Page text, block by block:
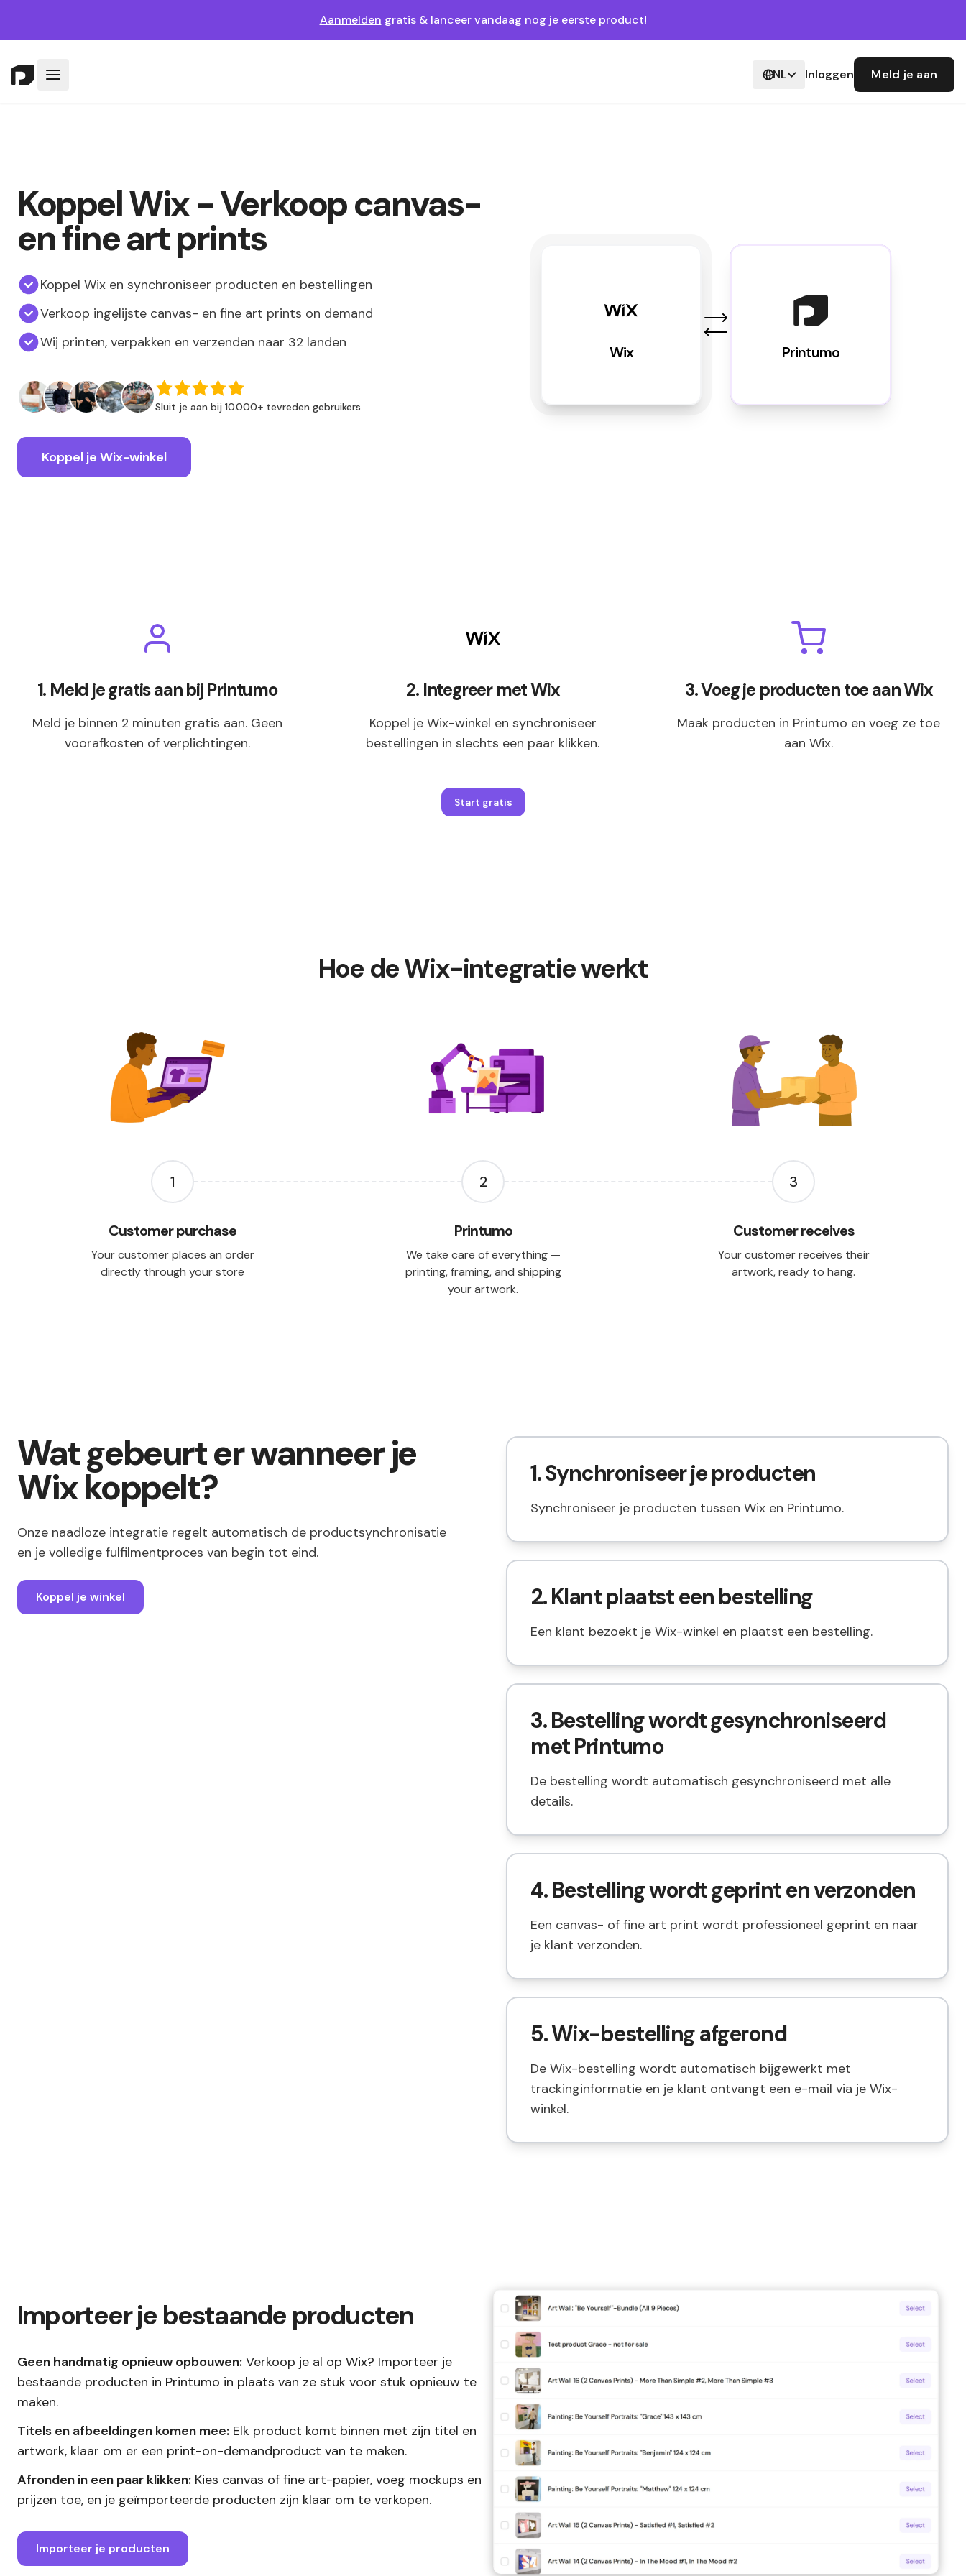
Aanmelden gratis & lanceer vandaag nog je eerste product!
NL Inloggen Meld je aan
Koppel Wix - Verkoop canvas-
en fine art prints
Koppel Wix en synchroniseer producten en bestellingen
Verkoop ingelijste canvas- en fine art prints on demand
Wij printen, verpakken en verzenden naar 32 landen
Sluit je aan bij 10.000+ tevreden gebruikers
Koppel je Wix-winkel
Wix Printumo
1. Meld je gratis aan bij Printumo
Meld je binnen 2 minuten gratis aan. Geen
voorafkosten of verplichtingen.
2. Integreer met Wix
Koppel je Wix-winkel en synchroniseer
bestellingen in slechts een paar klikken.
3. Voeg je producten toe aan Wix
Maak producten in Printumo en voeg ze toe
aan Wix.
Start gratis
Hoe de Wix-integratie werkt
1
Customer purchase
Your customer places an order
directly through your store
2
Printumo
We take care of everything —
printing, framing, and shipping
your artwork.
3
Customer receives
Your customer receives their
artwork, ready to hang.
Wat gebeurt er wanneer je
Wix koppelt?
Onze naadloze integratie regelt automatisch de productsynchronisatie
en je volledige fulfilmentproces van begin tot eind.
Koppel je winkel
1. Synchroniseer je producten
Synchroniseer je producten tussen Wix en Printumo.
2. Klant plaatst een bestelling
Een klant bezoekt je Wix-winkel en plaatst een bestelling.
3. Bestelling wordt gesynchroniseerd
met Printumo
De bestelling wordt automatisch gesynchroniseerd met alle
details.
4. Bestelling wordt geprint en verzonden
Een canvas- of fine art print wordt professioneel geprint en naar
je klant verzonden.
5. Wix-bestelling afgerond
De Wix-bestelling wordt automatisch bijgewerkt met
trackinginformatie en je klant ontvangt een e-mail via je Wix-
winkel.
Importeer je bestaande producten
Geen handmatig opnieuw opbouwen: Verkoop je al op Wix? Importeer je
bestaande producten in Printumo in plaats van ze stuk voor stuk opnieuw te
maken.
Titels en afbeeldingen komen mee: Elk product komt binnen met zijn titel en
artwork, klaar om er een print-on-demandproduct van te maken.
Afronden in een paar klikken: Kies canvas of fine art-papier, voeg mockups en
prijzen toe, en je geïmporteerde producten zijn klaar om te verkopen.
Importeer je producten